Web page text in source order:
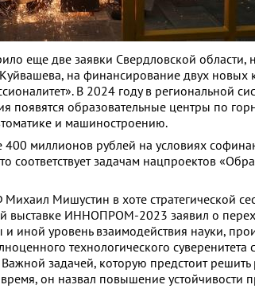
еще две заявки Свердловской области,
на финансирование двух новых
В 2024 году в региональной
появятся образовательные центры по
и машиностроению.
миллионов рублей на условиях
соответствует задачам нацпроектов
Мишустин в хоте стратегической
ИННОПРОМ-2023 заявил о
иной уровень взаимодействия науки,
технологического суверенитета
задачей, которую предстоит решить
он назвал повышение устойчивости